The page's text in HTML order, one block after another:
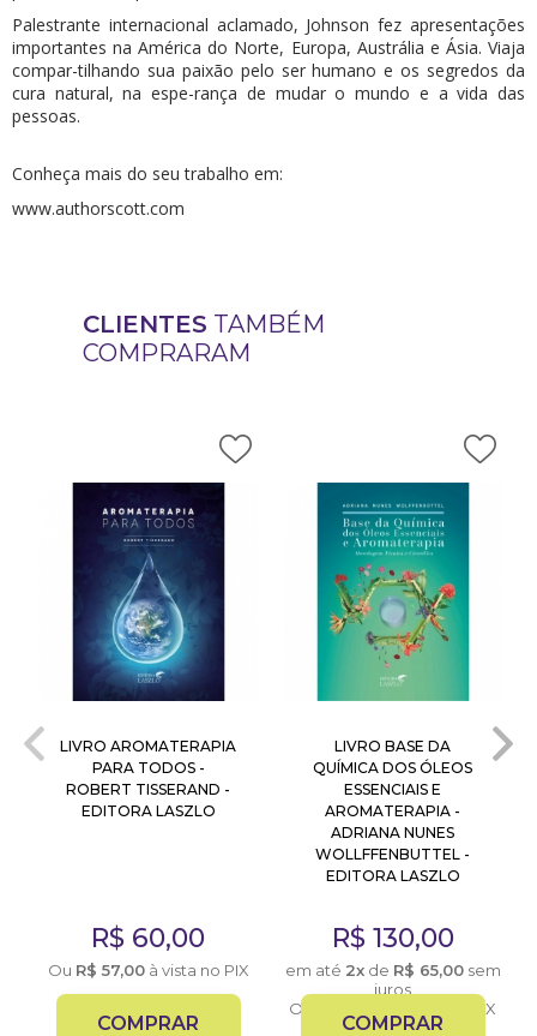
Palestrante internacional aclamado, Johnson fez apresentações
importantes na América do Norte, Europa, Austrália e Ásia. Viaja
compar-tilhando sua paixão pelo ser humano e os segredos da
cura natural, na espe-rança de mudar o mundo e a vida das
pessoas.
Conheça mais do seu trabalho em:
www.authorscott.com
CLIENTES TAMBÉM
COMPRARAM
LIVRO AROMATERAPIA
PARA TODOS -
ROBERT TISSERAND -
EDITORA LASZLO
R$ 60,00
Ou R$ 57,00à vista no PIX
COMPRAR
LIVRO BASE DA
QUÍMICA DOS ÓLEOS
ESSENCIAIS E
AROMATERAPIA -
ADRIANA NUNES
WOLLFFENBUTTEL -
EDITORA LASZLO
R$ 130,00
em até 2xde R$ 65,00sem
juros
Ou
à vista no PIX
COMPRAR